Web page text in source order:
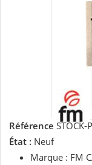
Référence
État : Neuf
Marque : FM